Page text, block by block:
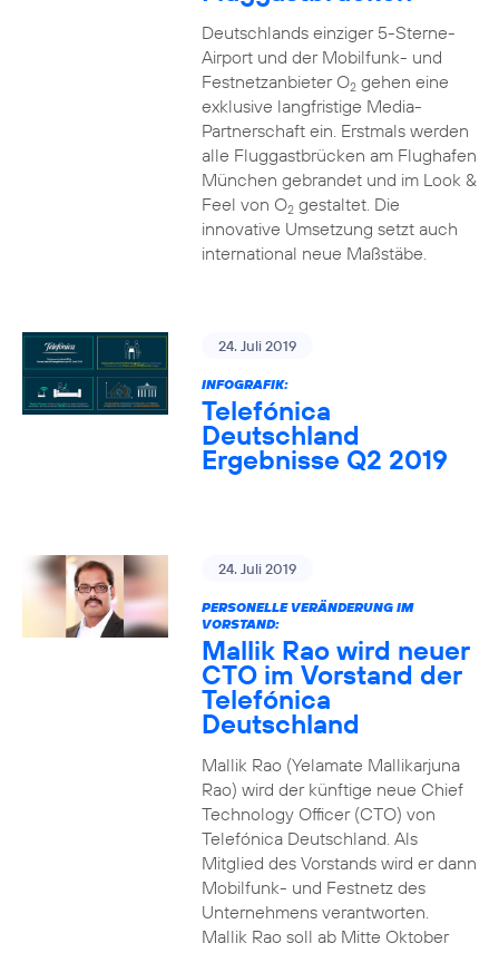
Deutschlands einziger 5-Sterne-
Airport und der Mobilfunk- und
Festnetzanbieter O2gehen eine
exklusive langfristige Media-
Partnerschaft ein. Erstmals werden
alle Fluggastbrücken am Flughafen
München gebrandet und im Look &
Feel von O2gestaltet. Die
innovative Umsetzung setzt auch
international neue Maßstäbe.
24. Juli 2019
INFOGRAFIK:
Telefónica
Deutschland
Ergebnisse Q2 2019
24. Juli 2019
PERSONELLE VERÄNDERUNG IM
VORSTAND:
Mallik Rao wird neuer
CTO im Vorstand der
Telefónica
Deutschland
Mallik Rao (Yelamate Mallikarjuna
Rao) wird der künftige neue Chief
Technology Officer (CTO) von
Telefónica Deutschland. Als
Mitglied des Vorstands wird er dann
Mobilfunk- und Festnetz des
Unternehmens verantworten.
Mallik Rao soll ab Mitte Oktober